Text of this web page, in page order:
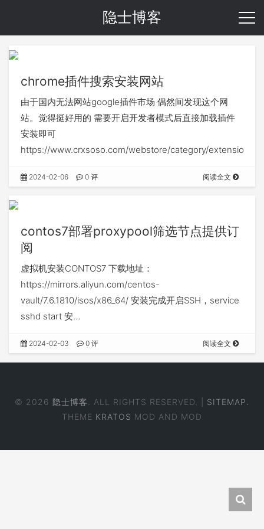
隐士博客
chrome插件搜索安装网站
由于国内无法网站google插件市场 偶然间发现这个网
站。觉得挺好用的 需要开启开发者模式后直接加载插件
安装即可
https://www.crxsoso.com/webstore/category/extensions
2024-02-06 0 评 阅读全文
contos7部署proxypool筛选节点提供订
阅
虚拟机安装CONTOS7 下载地址：
https://mirrors.aliyun.com/centos-
vault/7.6.1810/isos/x86_64/ 安装完成开启SSH，service
sshd start 安…
2024-02-03 0 评 阅读全文
© 2026 隐士博客 . ALL RIGHTS RESERVED. | SITEMAP.
THEME KRATOS MOD AND MOD